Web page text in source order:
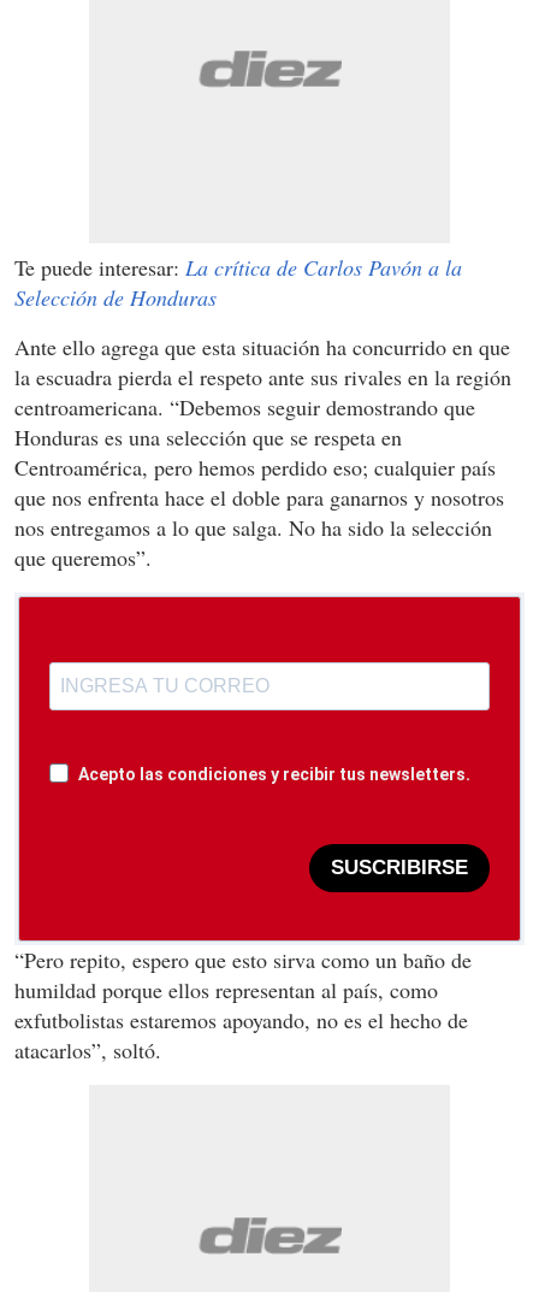
Te puede interesar: La crítica de Carlos Pavón a la
Selección de Honduras
Ante ello agrega que esta situación ha concurrido en que
la escuadra pierda el respeto ante sus rivales en la región
centroamericana. “Debemos seguir demostrando que
Honduras es una selección que se respeta en
Centroamérica, pero hemos perdido eso; cualquier país
que nos enfrenta hace el doble para ganarnos y nosotros
nos entregamos a lo que salga. No ha sido la selección
que queremos”.
Acepto las condiciones y recibir tus newsletters.
SUSCRIBIRSE
“Pero repito, espero que esto sirva como un baño de
humildad porque ellos representan al país, como
exfutbolistas estaremos apoyando, no es el hecho de
atacarlos”, soltó.